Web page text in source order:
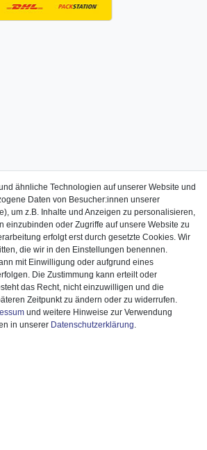
ähnliche Technologien auf unserer Website und
Daten von Besucher:innen unserer
um z.B. Inhalte und Anzeigen zu personalisieren,
einzubinden oder Zugriffe auf unsere Website zu
erfolgt erst durch gesetzte Cookies. Wir
die wir in den Einstellungen benennen.
mit Einwilligung oder aufgrund eines
Die Zustimmung kann erteilt oder
das Recht, nicht einzuwilligen und die
Zeitpunkt zu ändern oder zu widerrufen.
und weitere Hinweise zur Verwendung
in unserer Daten­schutz­erklärung.